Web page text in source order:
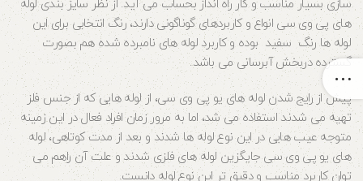
سازی بسیار مناسب و کار راه انداز بحساب می‌ آید. از نظر سایز بندی لوله‌
های پی وی سی انواع و کاربردهای گوناگونی دارند، رنگ انتخابی برای این
لوله‌ ها رنگ سفید بوده و کاربرد لوله‌ های نامبرده شده هم بصورت
گسترده دربخش آبرسانی می‌ باشد.
پیش از رایج شدن لوله‌ های یو پی وی سی، از لوله‌ هایی که از جنس فلز
تهیه می‌ شدند استفاده می‌ شد، اما به مرور زمان افراد فعال در این زمینه
متوجه عیب هایی در این نوع لوله‌ ها شدند و بعد از مدت کوتاهی، لوله‌
های یو پی وی سی جایگزین لوله‌ های فلزی شدند و علت آن راهم می‌
توان کاربرد مناسب و دقیق‌ تر این نوع لوله دانست.